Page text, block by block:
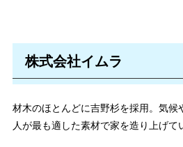
株式会社イムラ
材木のほとんどに吉野杉を採用。気候
人が最も適した素材で家を造り上げて